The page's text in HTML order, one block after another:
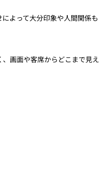
よって大分印象や人間関係も
画面や客席からどこまで見え